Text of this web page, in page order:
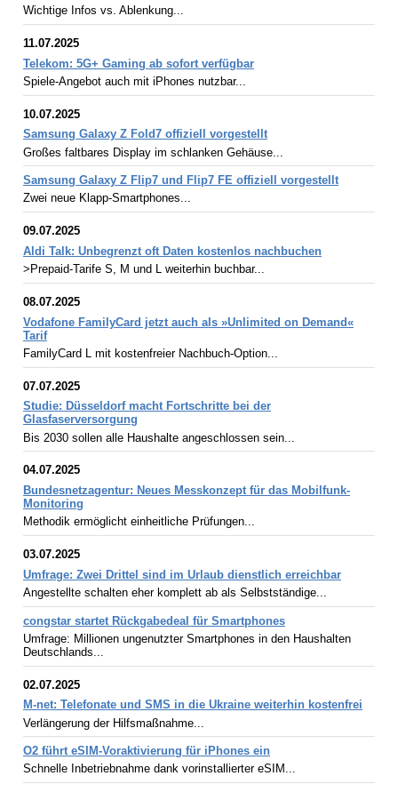
Wichtige Infos vs. Ablenkung...
11.07.2025
Telekom: 5G+ Gaming ab sofort verfügbar
Spiele-Angebot auch mit iPhones nutzbar...
10.07.2025
Samsung Galaxy Z Fold7 offiziell vorgestellt
Großes faltbares Display im schlanken Gehäuse...
Samsung Galaxy Z Flip7 und Flip7 FE offiziell vorgestellt
Zwei neue Klapp-Smartphones...
09.07.2025
Aldi Talk: Unbegrenzt oft Daten kostenlos nachbuchen
>Prepaid-Tarife S, M und L weiterhin buchbar...
08.07.2025
Vodafone FamilyCard jetzt auch als »Unlimited on Demand«
Tarif
FamilyCard L mit kostenfreier Nachbuch-Option...
07.07.2025
Studie: Düsseldorf macht Fortschritte bei der
Glasfaserversorgung
Bis 2030 sollen alle Haushalte angeschlossen sein...
04.07.2025
Bundesnetzagentur: Neues Messkonzept für das Mobilfunk-
Monitoring
Methodik ermöglicht einheitliche Prüfungen...
03.07.2025
Umfrage: Zwei Drittel sind im Urlaub dienstlich erreichbar
Angestellte schalten eher komplett ab als Selbstständige...
congstar startet Rückgabedeal für Smartphones
Umfrage: Millionen ungenutzter Smartphones in den Haushalten
Deutschlands...
02.07.2025
M-net: Telefonate und SMS in die Ukraine weiterhin kostenfrei
Verlängerung der Hilfsmaßnahme...
O2 führt eSIM-Voraktivierung für iPhones ein
Schnelle Inbetriebnahme dank vorinstallierter eSIM...